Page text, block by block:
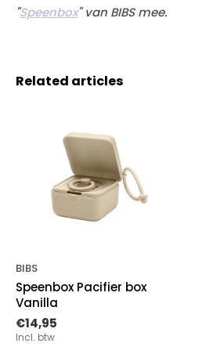
"Speenbox" van BIBS mee.
Related articles
BIBS
Speenbox Pacifier box
Vanilla
€14,95
Incl. btw